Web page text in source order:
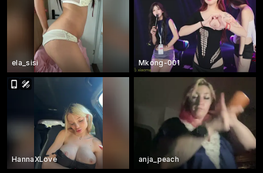
ela_sisi Mkong-001
HannaXLove anja_peach